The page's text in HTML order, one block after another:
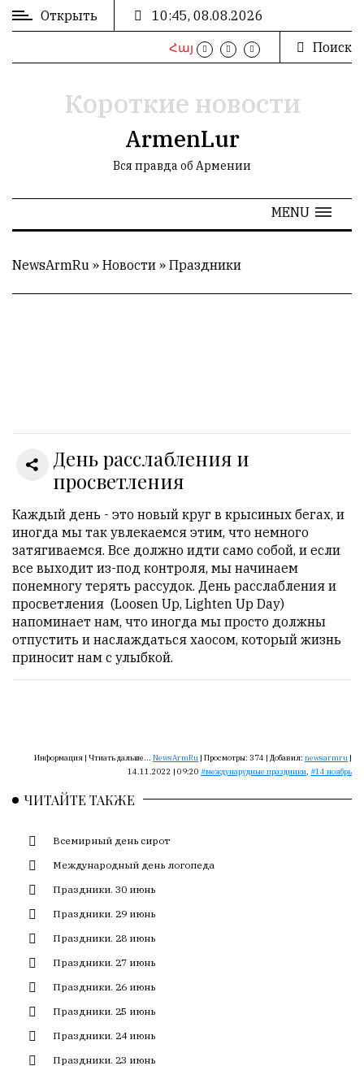
ВХОД
РЕГИСТРАЦИЯ
РЕКЛАМА
1
Гостей:
Пользователей:
0
НАШИ
ПРАВИЛА
Тонкие
материалы
для
независимо
трудом,
душой.
Редакция
не
лезет
авторские
не
кромсает
их
не
Открыть 10:45, 08.08.2026
Հայ Поиск
Короткие новости
ArmenLur
Вся правда об Армении
MENU
NewsArmRu » Новости » Праздники
День расслабления и
просветления
Каждый день - это новый круг в крысиных бегах, и
иногда мы так увлекаемся этим, что немного
затягиваемся. Все должно идти само собой, и если
все выходит из-под контроля, мы начинаем
понемногу терять рассудок. День расслабления и
просветления (Loosen Up, Lighten Up Day)
напоминает нам, что иногда мы просто должны
отпустить и наслаждаться хаосом, который жизнь
приносит нам с улыбкой.
Информация | Чтиать дальше... NewsArmRu | Просмотры: 374 | Добавил: newsarmru |
14.11.2022 | 09:20
междунарудные праздники, 14 ноябрь
ЧИТАЙТЕ ТАКЖЕ
Всемирный день сирот
Международный день логопеда
Праздники. 30 июнь
Праздники. 29 июнь
Праздники. 28 июнь
Праздники. 27 июнь
Праздники. 26 июнь
Праздники. 25 июнь
Праздники. 24 июнь
Праздники. 23 июнь